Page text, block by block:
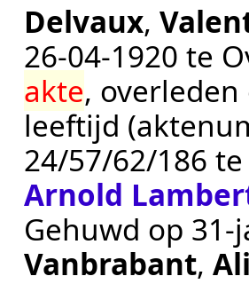
Delvaux,
26‑04‑1920 te
akte, overleden
leeftijd
24/57/62/186 te
Arnold
Gehuwd op
Vanbrabant,